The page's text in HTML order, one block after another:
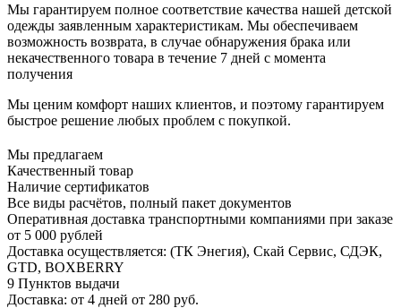
Мы гарантируем полное соответствие качества нашей детской
одежды заявленным характеристикам. Мы обеспечиваем
возможность возврата, в случае обнаружения брака или
некачественного товара в течение 7 дней с момента
получения
Мы ценим комфорт наших клиентов, и поэтому гарантируем
быстрое решение любых проблем с покупкой.
Мы предлагаем
Качественный товар
Наличие сертификатов
Все виды расчётов, полный пакет документов
Оперативная доставка транспортными компаниями при заказе
от 5 000 рублей
Доставка осуществляется: (ТК Энегия), Скай Сервис, СДЭК,
GTD, BOXBERRY
9 Пунктов выдачи
Доставка: от 4 дней от 280 руб.